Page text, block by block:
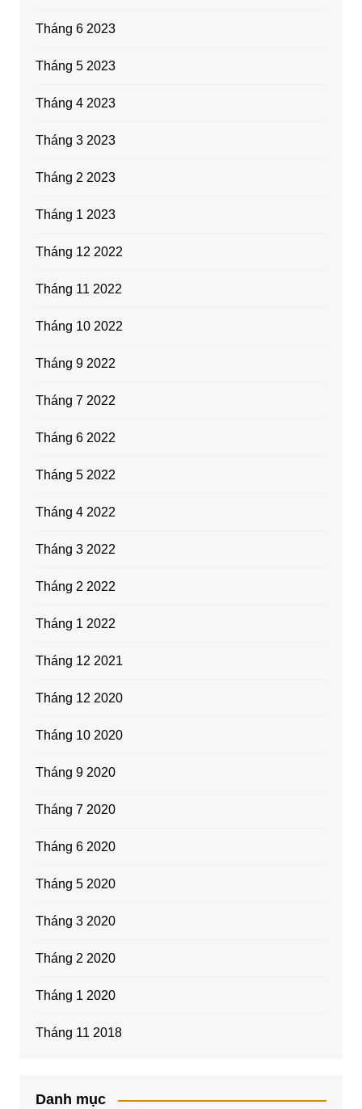
Tháng 6 2023
Tháng 5 2023
Tháng 4 2023
Tháng 3 2023
Tháng 2 2023
Tháng 1 2023
Tháng 12 2022
Tháng 11 2022
Tháng 10 2022
Tháng 9 2022
Tháng 7 2022
Tháng 6 2022
Tháng 5 2022
Tháng 4 2022
Tháng 3 2022
Tháng 2 2022
Tháng 1 2022
Tháng 12 2021
Tháng 12 2020
Tháng 10 2020
Tháng 9 2020
Tháng 7 2020
Tháng 6 2020
Tháng 5 2020
Tháng 3 2020
Tháng 2 2020
Tháng 1 2020
Tháng 11 2018
Danh mục